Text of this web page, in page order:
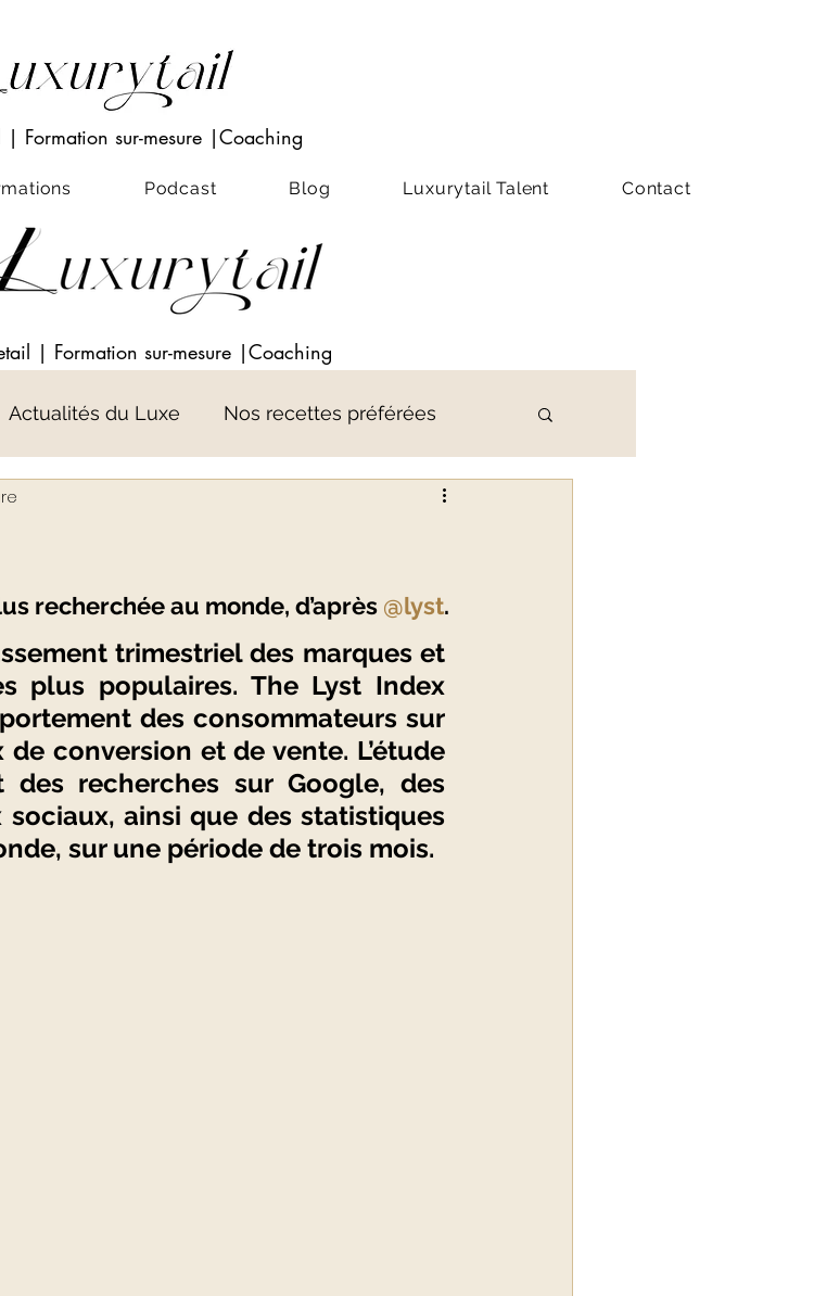
| Formation sur-mesure |Coaching
Podcast Blog Luxurytail Talent Contact
| Formation sur-mesure |Coaching
Actualités du Luxe Nos recettes préférées
recherchée au monde, d’après @lyst.
trimestriel des marques et
plus populaires. The Lyst Index
des consommateurs sur
conversion et de vente. L’étude
recherches sur Google, des
ainsi que des statistiques
sur une période de trois mois.